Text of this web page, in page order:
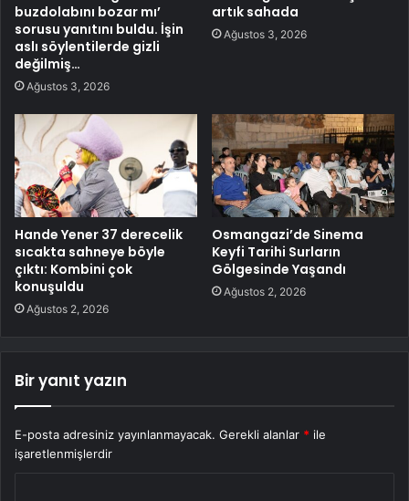
buzdolabını bozar mı’
sorusu yanıtını buldu. İşin
aslı söylentilerde gizli
değilmiş…
Ağustos 3, 2026
artık sahada
Ağustos 3, 2026
Hande Yener 37 derecelik
sıcakta sahneye böyle
çıktı: Kombini çok
konuşuldu
Ağustos 2, 2026
Osmangazi’de Sinema
Keyfi Tarihi Surların
Gölgesinde Yaşandı
Ağustos 2, 2026
Bir yanıt yazın
E-posta adresiniz yayınlanmayacak. Gerekli alanlar * ile
işaretlenmişlerdir